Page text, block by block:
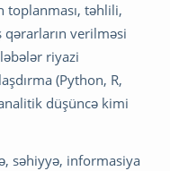
toplanması, təhlili,
qərarların verilməsi
riyazi
(Python, R,
düşüncə kimi
səhiyyə, informasiya